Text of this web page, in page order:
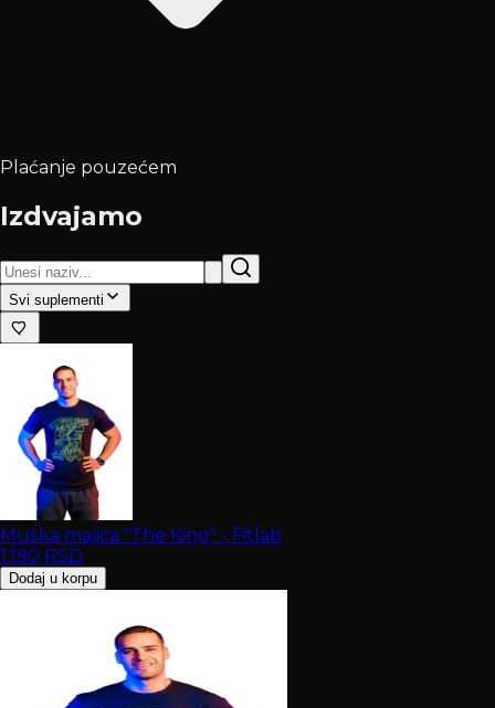
Plaćanje pouzećem
Izdvajamo
Svi suplementi
Muška majica "The King" - Fitlab
1.190 RSD
Dodaj u korpu